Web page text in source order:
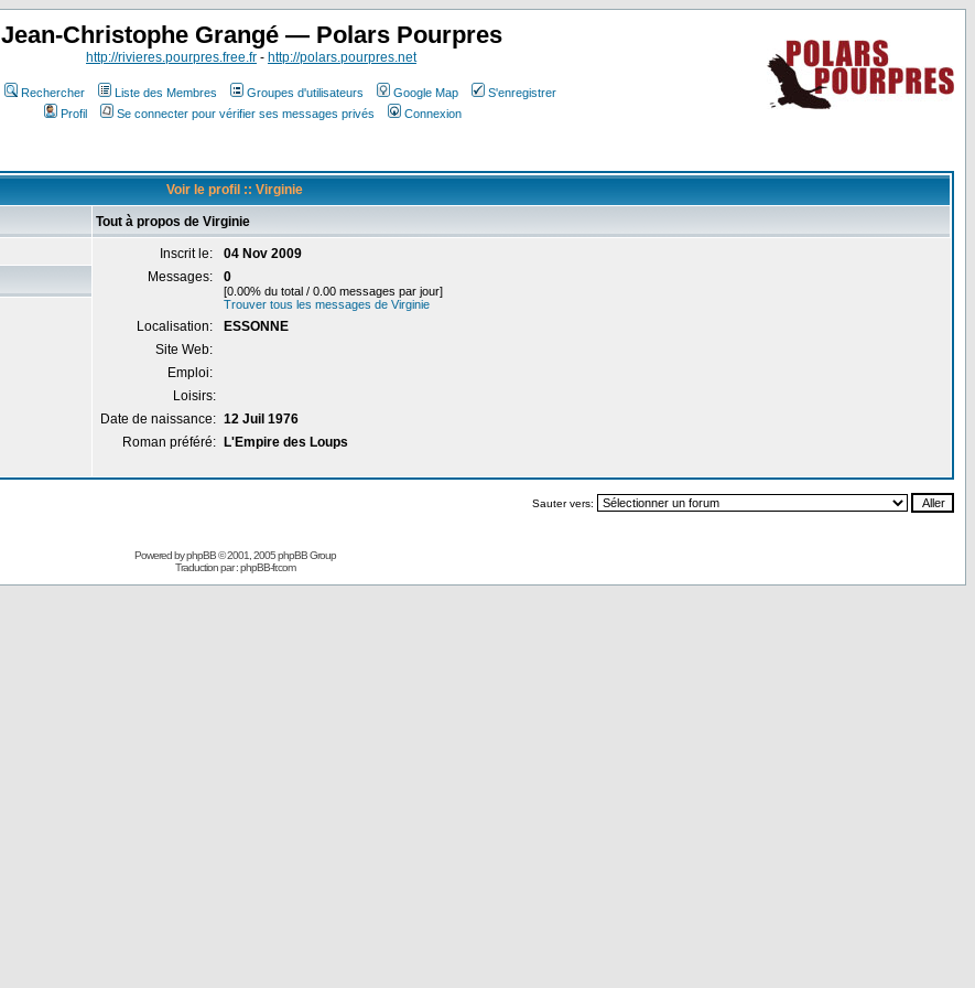
Jean-Christophe Grangé — Polars Pourpres
http://rivieres.pourpres.free.fr - http://polars.pourpres.net
Rechercher Liste des Membres Groupes d'utilisateurs Google Map
S'enregistrer
Profil
Se connecter pour vérifier ses messages privés Connexion
Voir le profil :: Virginie
Tout à propos de Virginie
Inscrit le:
04 Nov 2009
Messages:
0
[0.00% du total / 0.00 messages par jour]
Trouver tous les messages de Virginie
Localisation:
ESSONNE
Site Web:
Emploi:
Loisirs:
Date de naissance: 12 Juil 1976
Roman préféré:
L'Empire des Loups
Sauter vers:
Powered byphpBB© 2001, 2005 phpBB Group
Traduction par :phpBB-fr.com